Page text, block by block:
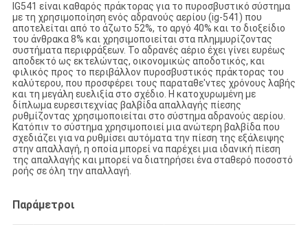
IG541 είναι καθαρός πράκτορας για το πυροσβυστικό σύστημα
με τη χρησιμοποίηση ενός αδρανούς αερίου (ig-541) που
αποτελείται από το άζωτο 52%, το αργό 40% και το διοξείδιο
του άνθρακα 8% και χρησιμοποιείται στα πλημμυρίζοντας
συστήματα περιφράξεων. Το αδρανές αέριο έχει γίνει ευρέως
αποδεκτό ως εκτελώντας, οικονομικώς αποδοτικός, και
φιλικός προς το περιβάλλον πυροσβυστικός πράκτορας του
καλύτερου, που προσφέρει τους παραταθε'ντες χρόνους λαβής
και τη μεγάλη ευελιξία στο σχέδιο. Η κατοχυρωμένη με
δίπλωμα ευρεσιτεχνίας βαλβίδα απαλλαγής πίεσης
ρυθμίζοντας χρησιμοποιείται στο σύστημα αδρανούς αερίου.
Κατόπιν το σύστημα χρησιμοποιεί μια ανώτερη βαλβίδα που
σχεδιάζει για να ρυθμίσει αυτόματα την πίεση της εξάλειψης
στην απαλλαγή, η οποία μπορεί να παρέχει μια ιδανική πίεση
της απαλλαγής και μπορεί να διατηρήσει ένα σταθερό ποσοστό
ροής σε όλη την απαλλαγή.
Παράμετροι